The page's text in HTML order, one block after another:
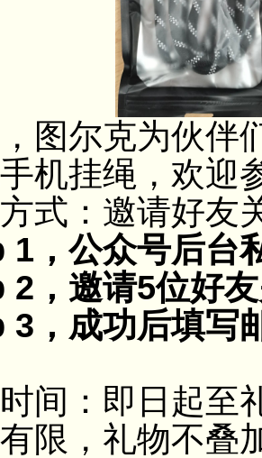
尔克为伙伴们
机挂绳，欢迎
：邀请好友
，公众号后台
邀请5位好友
成功后填写邮
：即日起至
，礼物不叠加